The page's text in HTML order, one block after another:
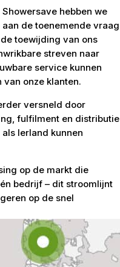
hebben we
de toenemende vraag
toewijding van ons
streven naar
service kunnen
onze klanten.
versneld door
fulfilment en distributie
Ierland kunnen
op de markt die
bedrijf – dit stroomlijnt
op de snel